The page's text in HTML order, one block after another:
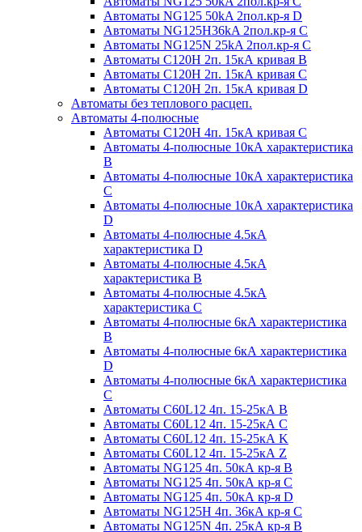
Автоматы NG125 50kA 2пол.кр-я D
Автоматы NG125H36kA 2пол.кр-я C
Автоматы NG125N 25kA 2пол.кр-я C
Автоматы С120H 2п. 15кА кривая B
Автоматы С120H 2п. 15кА кривая C
Автоматы С120H 2п. 15кА кривая D
Автоматы без теплового расцеп.
Автоматы 4-полюсные
Автоматы С120H 4п. 15кА кривая C
Автоматы 4-полюсные 10кА характеристика
B
Автоматы 4-полюсные 10кА характеристика
C
Автоматы 4-полюсные 10кА характеристика
D
Автоматы 4-полюсные 4.5кА
характеристика D
Автоматы 4-полюсные 4.5кА
характеристика В
Автоматы 4-полюсные 4.5кА
характеристика С
Автоматы 4-полюсные 6кА характеристика
B
Автоматы 4-полюсные 6кА характеристика
D
Автоматы 4-полюсные 6кА характеристика
С
Автоматы C60L12 4п. 15-25кА B
Автоматы C60L12 4п. 15-25кА C
Автоматы C60L12 4п. 15-25кА K
Автоматы C60L12 4п. 15-25кА Z
Автоматы NG125 4п. 50кА кр-я B
Автоматы NG125 4п. 50кА кр-я C
Автоматы NG125 4п. 50кА кр-я D
Автоматы NG125H 4п. 36кА кр-я C
Автоматы NG125N 4п. 25кА кр-я B